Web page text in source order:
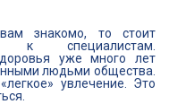
знакомо, то стоит
к специалистам.
уже много лет
людьми общества.
увлечение. Это